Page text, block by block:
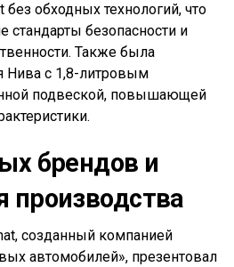
без обходных технологий, что
стандарты безопасности и
Также была
Нива с 1,8-литровым
подвеской, повышающей
брендов и
производства
созданный компанией
автомобилей», презентовал